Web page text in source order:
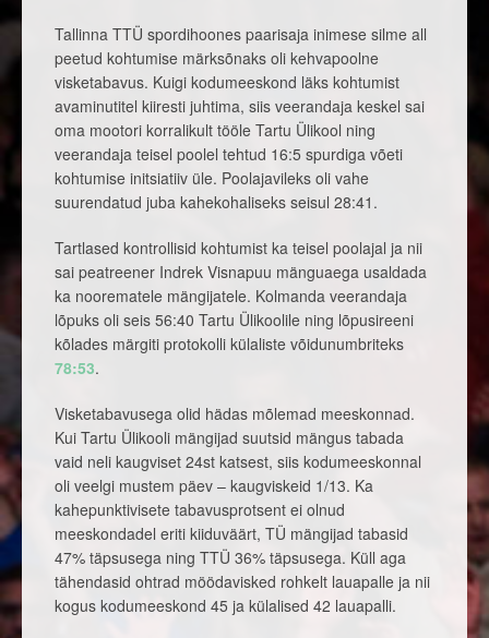
Tallinna TTÜ spordihoones paarisaja inimese silme all
peetud kohtumise märksõnaks oli kehvapoolne
visketabavus. Kuigi kodumeeskond läks kohtumist
avaminutitel kiiresti juhtima, siis veerandaja keskel sai
oma mootori korralikult tööle Tartu Ülikool ning
veerandaja teisel poolel tehtud 16:5 spurdiga võeti
kohtumise initsiatiiv üle. Poolajavileks oli vahe
suurendatud juba kahekohaliseks seisul 28:41.
Tartlased kontrollisid kohtumist ka teisel poolajal ja nii
sai peatreener Indrek Visnapuu mänguaega usaldada
ka noorematele mängijatele. Kolmanda veerandaja
lõpuks oli seis 56:40 Tartu Ülikoolile ning lõpusireeni
kõlades märgiti protokolli külaliste võidunumbriteks
78:53.
Visketabavusega olid hädas mõlemad meeskonnad.
Kui Tartu Ülikooli mängijad suutsid mängus tabada
vaid neli kaugviset 24st katsest, siis kodumeeskonnal
oli veelgi mustem päev – kaugviskeid 1/13. Ka
kahepunktivisete tabavusprotsent ei olnud
meeskondadel eriti kiiduväärt, TÜ mängijad tabasid
47% täpsusega ning TTÜ 36% täpsusega. Küll aga
tähendasid ohtrad möödavisked rohkelt lauapalle ja nii
kogus kodumeeskond 45 ja külalised 42 lauapalli.